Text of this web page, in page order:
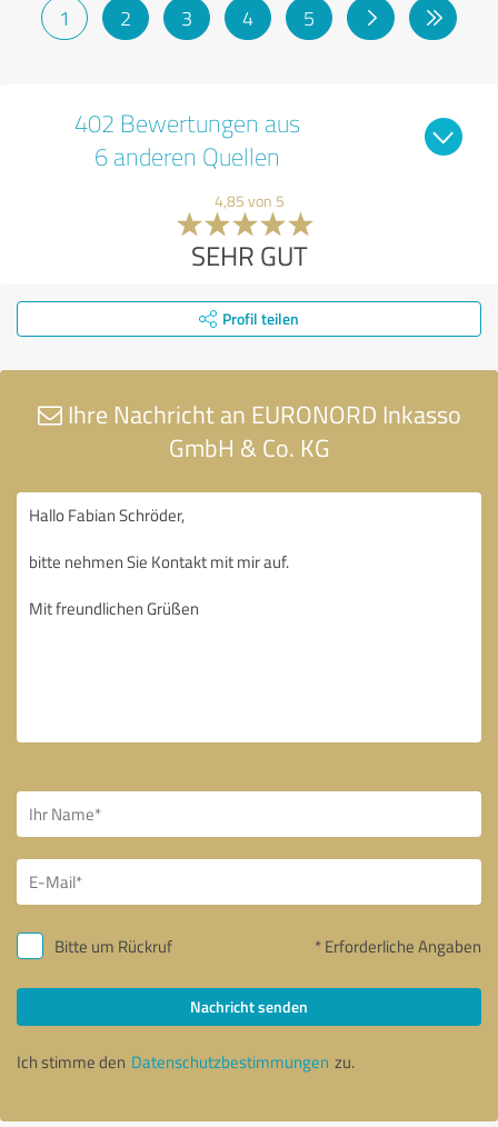
1 2 3 4 5
402 Bewertungen aus
6 anderen Quellen
4,85 von 5
SEHR GUT
Profil teilen
Ihre Nachricht an EURONORD Inkasso
GmbH & Co. KG
Bitte um Rückruf * Erforderliche Angaben
Nachricht senden
Ich stimme den Datenschutzbestimmungen zu.